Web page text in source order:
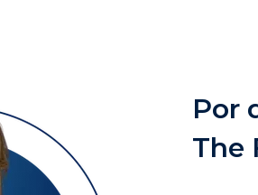
Por
The